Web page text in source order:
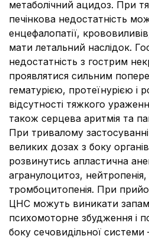
метаболічний ацидоз. При
печінкова недостатність
енцефалопатії,
мати летальний наслідок.
недостатність з гострим
проявлятися сильним
гематурією, протеїнурією і
відсутності тяжкого
також серцева аритмія та
При тривалому
великих дозах з боку
розвинутись апластична
агранулоцитоз, нейтропенія,
тромбоцитопенія. При
ЦНС можуть виникати
психомоторне збудження і
боку сечовидільної системи